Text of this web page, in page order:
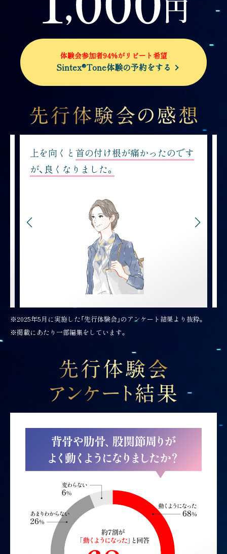
体験会参加者94%がリピート希望
Sintex®Tone体験の予約をする
上を向くと 首の付け根が痛かったのです
が、良くなりました。
※2025年5月に実施した「先行体験会」のアンケート結果より抜粋。
※掲載にあたり一部編集をしています。